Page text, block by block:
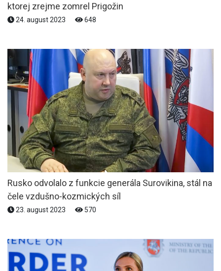
ktorej zrejme zomrel Prigožin
24. august 2023 648
Rusko odvolalo z funkcie generála Surovikina, stál na
čele vzdušno-kozmických síl
23. august 2023 570